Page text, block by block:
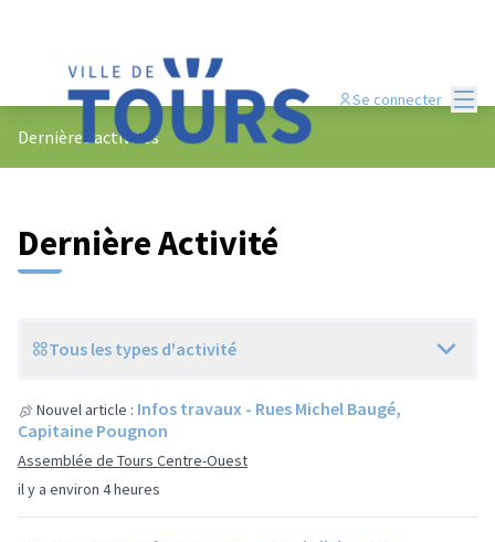
Se connecter
Dernières activités
Dernière Activité
Tous les types d'activité
il y a environ 4 heures
Nouvel article : Infos travaux - Rues Michel Baugé,
Capitaine Pougnon
Assemblée de Tours Centre-Ouest